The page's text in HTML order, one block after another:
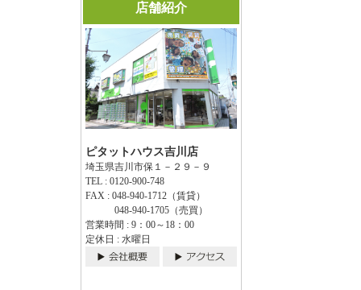
店舗紹介
ピタットハウス吉川店
埼玉県吉川市保１－２９－９
TEL : 0120-900-748
FAX : 048-940-1712（賃貸）
048-940-1705（売買）
営業時間 : 9：00～18：00
定休日 : 水曜日